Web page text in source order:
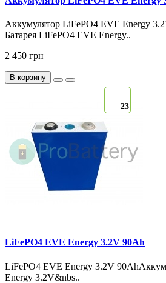
Аккумулятор LiFePO4 EVE Energy
Батарея LiFePO4 EVE Energy..
2 450 грн
В корзину
23
LiFePO4 EVE Energy 3.2V 90Ah
LiFePO4 EVE Energy 3.2V
Energy 3.2V&nbs..